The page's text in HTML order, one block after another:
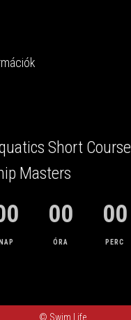
Short Course
Masters
NAP
00
ÓRA
00
PERC
© Swim Life